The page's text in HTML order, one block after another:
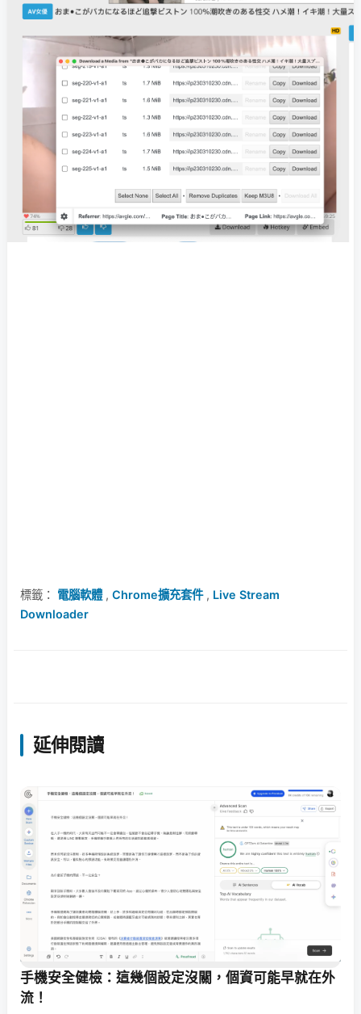
標籤： 電腦軟體, Chrome擴充套件, Live Stream
Downloader
延伸閱讀
手機安全健檢：這幾個設定沒關，個資可能早就在外
流！